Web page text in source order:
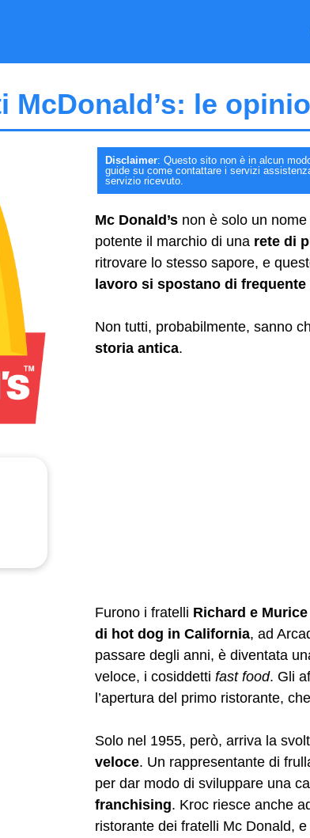
McDonald’s: le
Disclaimer: Questo sito non è in alcun
guide su come contattare i servizi
servizio ricevuto.
Mc Donald’s non è solo un
potente il marchio di una rete di
ritrovare lo stesso sapore, e
lavoro si spostano di frequente
Non tutti, probabilmente, sanno
storia antica.
Furono i fratelli Richard e
di hot dog in California, ad
passare degli anni, è diventata
veloce, i cosiddetti fast food. Gli
l’apertura del primo ristorante,
Solo nel 1955, però, arriva la
veloce. Un rappresentante di
per dar modo di sviluppare una
franchising. Kroc riesce anche
ristorante dei fratelli Mc Donald,